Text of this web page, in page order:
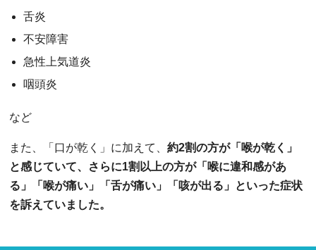
舌炎
不安障害
急性上気道炎
咽頭炎
など
また、「口が乾く」に加えて、 約2割の方が「喉が乾く」
と感じていて、さらに1割以上の方が「喉に違和感があ
る」「喉が痛い」「舌が痛い」「咳が出る」といった症状
を訴えていました。